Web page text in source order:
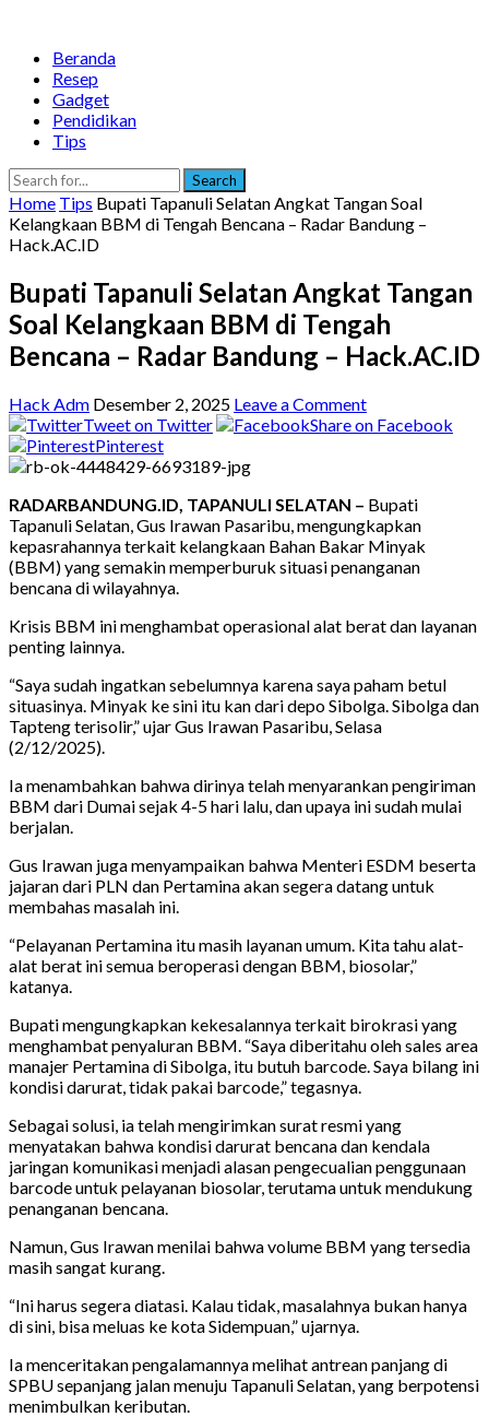
Beranda
Resep
Gadget
Pendidikan
Tips
Search
Home Tips Bupati Tapanuli Selatan Angkat Tangan Soal
Kelangkaan BBM di Tengah Bencana – Radar Bandung –
Hack.AC.ID
Bupati Tapanuli Selatan Angkat Tangan
Soal Kelangkaan BBM di Tengah
Bencana – Radar Bandung – Hack.AC.ID
Hack Adm Desember 2, 2025 Leave a Comment
Tweet on Twitter
Share on Facebook
Pinterest
RADARBANDUNG.ID, TAPANULI SELATAN – Bupati
Tapanuli Selatan, Gus Irawan Pasaribu, mengungkapkan
kepasrahannya terkait kelangkaan Bahan Bakar Minyak
(BBM) yang semakin memperburuk situasi penanganan
bencana di wilayahnya.
Krisis BBM ini menghambat operasional alat berat dan layanan
penting lainnya.
“Saya sudah ingatkan sebelumnya karena saya paham betul
situasinya. Minyak ke sini itu kan dari depo Sibolga. Sibolga dan
Tapteng terisolir,” ujar Gus Irawan Pasaribu, Selasa
(2/12/2025).
Ia menambahkan bahwa dirinya telah menyarankan pengiriman
BBM dari Dumai sejak 4-5 hari lalu, dan upaya ini sudah mulai
berjalan.
Gus Irawan juga menyampaikan bahwa Menteri ESDM beserta
jajaran dari PLN dan Pertamina akan segera datang untuk
membahas masalah ini.
“Pelayanan Pertamina itu masih layanan umum. Kita tahu alat-
alat berat ini semua beroperasi dengan BBM, biosolar,”
katanya.
Bupati mengungkapkan kekesalannya terkait birokrasi yang
menghambat penyaluran BBM. “Saya diberitahu oleh sales area
manajer Pertamina di Sibolga, itu butuh barcode. Saya bilang ini
kondisi darurat, tidak pakai barcode,” tegasnya.
Sebagai solusi, ia telah mengirimkan surat resmi yang
menyatakan bahwa kondisi darurat bencana dan kendala
jaringan komunikasi menjadi alasan pengecualian penggunaan
barcode untuk pelayanan biosolar, terutama untuk mendukung
penanganan bencana.
Namun, Gus Irawan menilai bahwa volume BBM yang tersedia
masih sangat kurang.
“Ini harus segera diatasi. Kalau tidak, masalahnya bukan hanya
di sini, bisa meluas ke kota Sidempuan,” ujarnya.
Ia menceritakan pengalamannya melihat antrean panjang di
SPBU sepanjang jalan menuju Tapanuli Selatan, yang berpotensi
menimbulkan keributan.